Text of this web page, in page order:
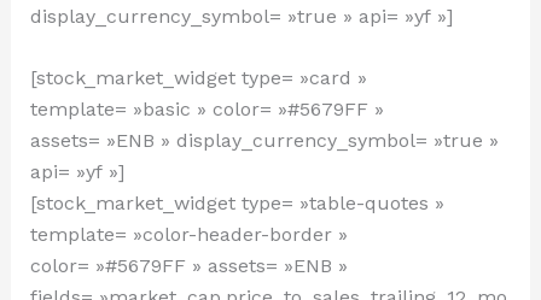
display_currency_symbol= »true » api= »yf »]
[stock_market_widget type= »card »
template= »basic » color= »#5679FF »
assets= »ENB » display_currency_symbol= »true »
api= »yf »]
[stock_market_widget type= »table-quotes »
template= »color-header-border »
color= »#5679FF » assets= »ENB »